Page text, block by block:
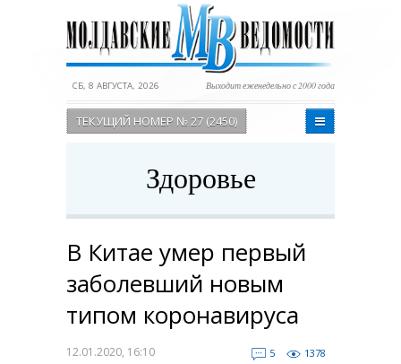
СБ, 8 АВГУСТА, 2026 Выходит еженедельно с 2000 года
ТЕКУЩИЙ НОМЕР № 27 (2450)
Здоровье
В Китае умер первый
заболевший новым
типом коронавируса
12.01.2020, 16:10 5 1378